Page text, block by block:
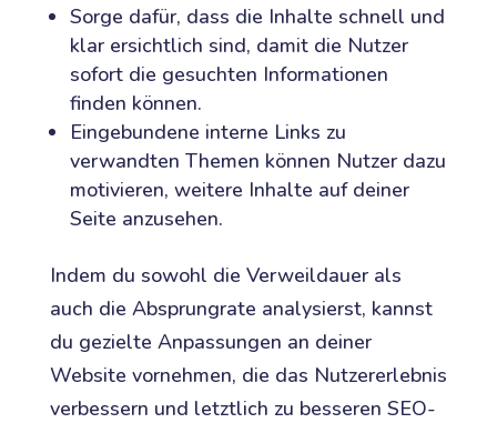
Sorge dafür, dass die Inhalte schnell und
klar ersichtlich sind, damit die Nutzer
sofort die gesuchten Informationen
finden können.
Eingebundene interne Links zu
verwandten Themen können Nutzer dazu
motivieren, weitere Inhalte auf deiner
Seite anzusehen.
Indem du sowohl die Verweildauer als
auch die Absprungrate analysierst, kannst
du gezielte Anpassungen an deiner
Website vornehmen, die das Nutzererlebnis
verbessern und letztlich zu besseren SEO-